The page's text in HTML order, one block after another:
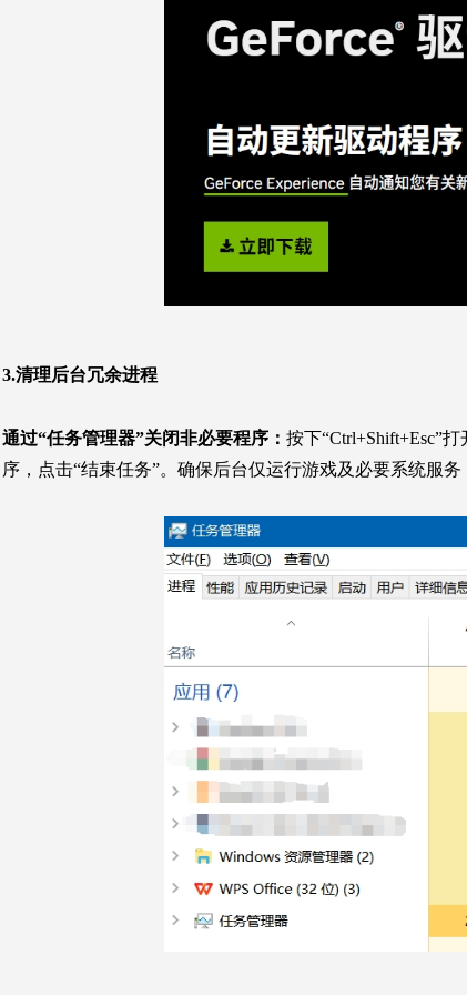
3.清理后台冗余进程
通过“任务管理器”关闭非必要程序： 按下“Ctrl+Shift+Esc”
序，点击“结束任务”。确保后台仅运行游戏及必要系统服务